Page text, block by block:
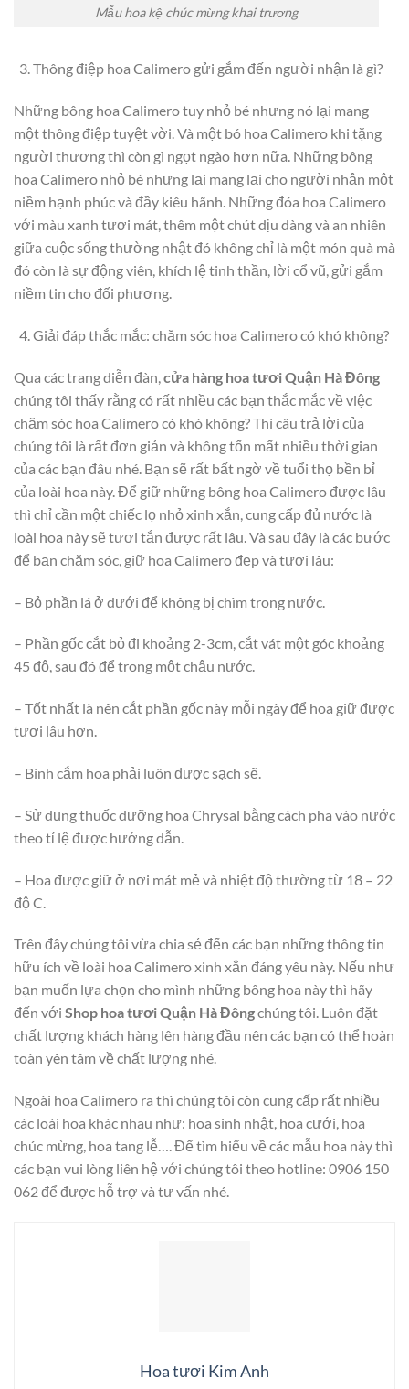
Mẫu hoa kệ chúc mừng khai trương
Thông điệp hoa Calimero gửi gắm đến người nhận là gì?
Những bông hoa Calimero tuy nhỏ bé nhưng nó lại mang
một thông điệp tuyệt vời. Và một bó hoa Calimero khi tặng
người thương thì còn gì ngọt ngào hơn nữa. Những bông
hoa Calimero nhỏ bé nhưng lại mang lại cho người nhận một
niềm hạnh phúc và đầy kiêu hãnh. Những đóa hoa Calimero
với màu xanh tươi mát, thêm một chút dịu dàng và an nhiên
giữa cuộc sống thường nhật đó không chỉ là một món quà mà
đó còn là sự động viên, khích lệ tinh thần, lời cổ vũ, gửi gắm
niềm tin cho đối phương.
Giải đáp thắc mắc: chăm sóc hoa Calimero có khó không?
Qua các trang diễn đàn, cửa hàng hoa tươi Quận Hà Đông
chúng tôi thấy rằng có rất nhiều các bạn thắc mắc về việc
chăm sóc hoa Calimero có khó không? Thì câu trả lời của
chúng tôi là rất đơn giản và không tốn mất nhiều thời gian
của các bạn đâu nhé. Bạn sẽ rất bất ngờ về tuổi thọ bền bỉ
của loài hoa này. Để giữ những bông hoa Calimero được lâu
thì chỉ cần một chiếc lọ nhỏ xinh xắn, cung cấp đủ nước là
loài hoa này sẽ tươi tắn được rất lâu. Và sau đây là các bước
để bạn chăm sóc, giữ hoa Calimero đẹp và tươi lâu:
– Bỏ phần lá ở dưới để không bị chìm trong nước.
– Phần gốc cắt bỏ đi khoảng 2-3cm, cắt vát một góc khoảng
45 độ, sau đó để trong một chậu nước.
– Tốt nhất là nên cắt phần gốc này mỗi ngày để hoa giữ được
tươi lâu hơn.
– Bình cắm hoa phải luôn được sạch sẽ.
– Sử dụng thuốc dưỡng hoa Chrysal bằng cách pha vào nước
theo tỉ lệ được hướng dẫn.
– Hoa được giữ ở nơi mát mẻ và nhiệt độ thường từ 18 – 22
độ C.
Trên đây chúng tôi vừa chia sẻ đến các bạn những thông tin
hữu ích về loài hoa Calimero xinh xắn đáng yêu này. Nếu như
bạn muốn lựa chọn cho mình những bông hoa này thì hãy
đến với Shop hoa tươi Quận Hà Đôngchúng tôi. Luôn đặt
chất lượng khách hàng lên hàng đầu nên các bạn có thể hoàn
toàn yên tâm về chất lượng nhé.
Ngoài hoa Calimero ra thì chúng tôi còn cung cấp rất nhiều
các loài hoa khác nhau như: hoa sinh nhật, hoa cưới, hoa
chúc mừng, hoa tang lễ…. Để tìm hiểu về các mẫu hoa này thì
các bạn vui lòng liên hệ với chúng tôi theo hotline: 0906 150
062 để được hỗ trợ và tư vấn nhé.
Hoa tươi Kim Anh